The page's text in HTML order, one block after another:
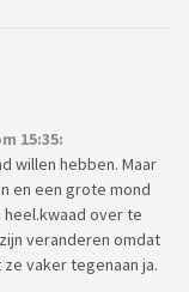
15:35:
willen hebben. Maar
en een grote mond
over te
veranderen omdat
vaker tegenaan ja.